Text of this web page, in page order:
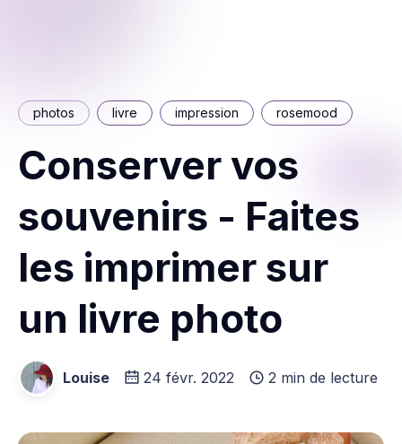
photos livre impression rosemood
Conserver vos
souvenirs - Faites
les imprimer sur
un livre photo
Louise 24 févr. 2022 2 min de lecture